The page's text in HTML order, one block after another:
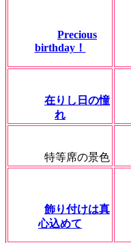
Precious
birthday！
在りし日の憧
れ
特等席の景色
飾り付けは真
心込めて